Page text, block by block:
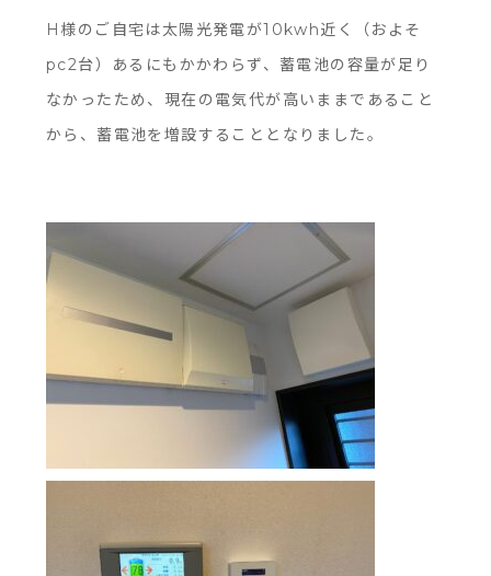
H様のご自宅は太陽光発電が10kwh近く（およそ
pc2台）あるにもかかわらず、蓄電池の容量が足り
なかったため、現在の電気代が高いままであること
から、蓄電池を増設することとなりました。